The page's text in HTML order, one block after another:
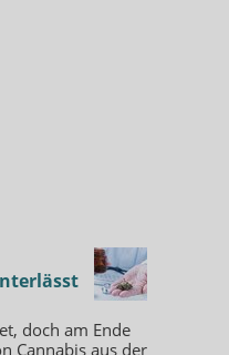
doch am Ende
Cannabis aus der